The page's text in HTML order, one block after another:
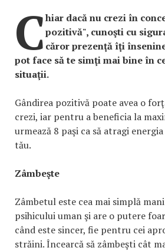
Chiar dacă nu crezi în
pozitivă", cunoşti cu
căror prezenţă îţi
pot face să te simţi mai bine în
situaţii.
Gândirea pozitivă poate avea o
crezi, iar pentru a beneficia la
urmează 8 paşi ca să atragi
tău.
Zâmbeşte
Zâmbetul este cea mai simplă
psihicului uman şi are o putere
când este sincer, fie pentru cei
străini. Încearcă să zâmbeşti cât